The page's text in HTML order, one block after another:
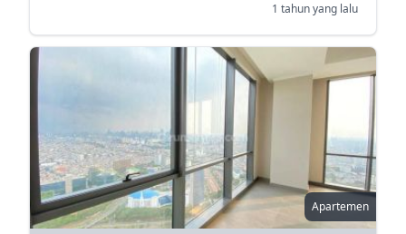
1 tahun yang lalu
Apartemen